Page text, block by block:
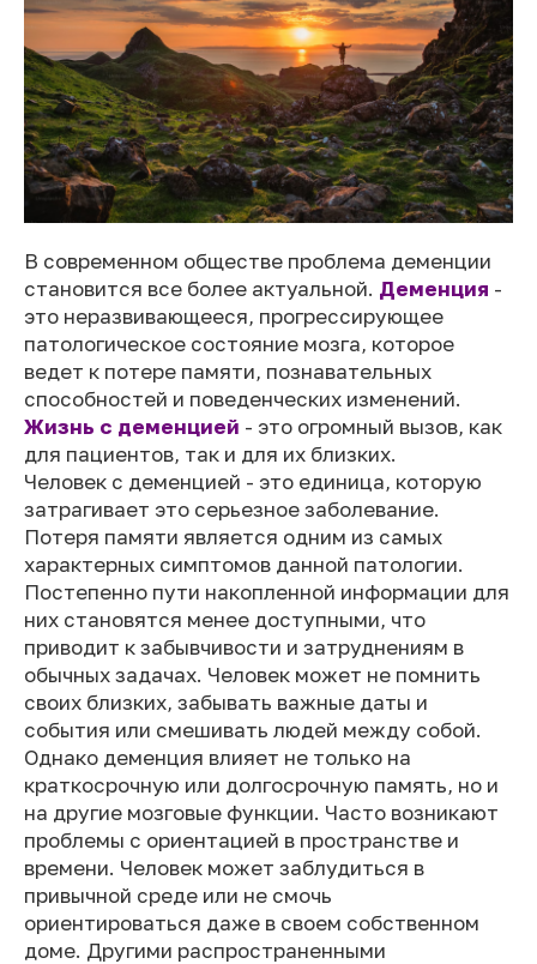
В современном обществе проблема деменции
становится все более актуальной. Деменция -
это неразвивающееся, прогрессирующее
патологическое состояние мозга, которое
ведет к потере памяти, познавательных
способностей и поведенческих изменений.
Жизнь с деменцией - это огромный вызов, как
для пациентов, так и для их близких.
Человек с деменцией - это единица, которую
затрагивает это серьезное заболевание.
Потеря памяти является одним из самых
характерных симптомов данной патологии.
Постепенно пути накопленной информации для
них становятся менее доступными, что
приводит к забывчивости и затруднениям в
обычных задачах. Человек может не помнить
своих близких, забывать важные даты и
события или смешивать людей между собой.
Однако деменция влияет не только на
краткосрочную или долгосрочную память, но и
на другие мозговые функции. Часто возникают
проблемы с ориентацией в пространстве и
времени. Человек может заблудиться в
привычной среде или не смочь
ориентироваться даже в своем собственном
доме. Другими распространенными